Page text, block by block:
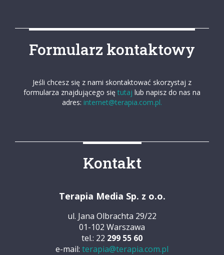
Formularz kontaktowy
Jeśli chcesz się z nami skontaktować skorzystaj z
formularza znajdującego się tutaj lub napisz do nas na
adres: internet@terapia.com.pl.
Kontakt
Terapia Media Sp. z o.o.
ul. Jana Olbrachta 29/22
01-102 Warszawa
tel.: 22 299 55 60
e-mail: terapia@terapia.com.pl